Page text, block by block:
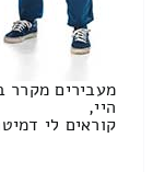
מעבירים מקרר
היי,
קוראים לי